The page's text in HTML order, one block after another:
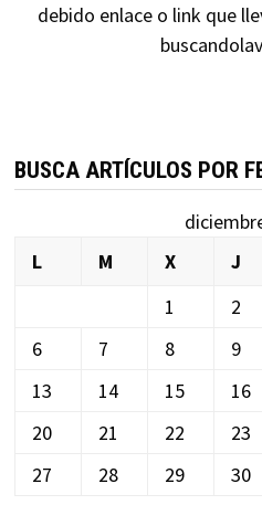
debido enlace o link que
BUSCA ARTÍCULOS POR
L
M X J
1
2
6
7 8 9
13
14 15 16
20
21 22 23
27
28 29 30